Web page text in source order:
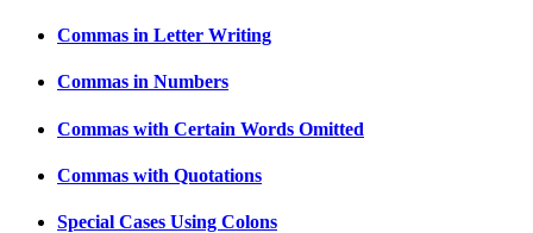
Commas in Letter Writing
Commas in Numbers
Commas with Certain Words Omitted
Commas with Quotations
Special Cases Using Colons